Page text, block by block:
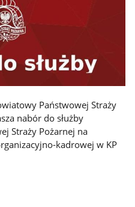
Państwowej Straży
nabór do służby
Straży Pożarnej na
kadrowej w KP